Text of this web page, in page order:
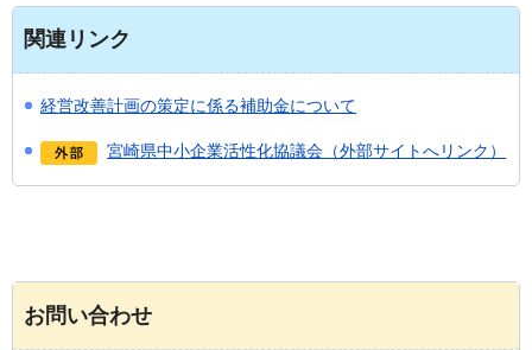
関連リンク
経営改善計画の策定に係る補助金について
宮崎県中小企業活性化協議会（外部サイトへリンク）
お問い合わせ